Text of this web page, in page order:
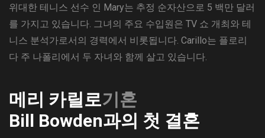
위대한 테니스 선수 인 Mary는 추정 순자산으로 5 백만 달러
를 가지고 있습니다. 그녀의 주요 수입원은 TV 쇼 개최와 테
니스 분석가로서의 경력에서 비롯됩니다. Carillo는 플로리
다 주 나폴리에서 두 자녀와 함께 살고 있습니다.
메리 카릴로기혼
Bill Bowden과의 첫 결혼